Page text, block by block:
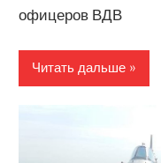
офицеров ВДВ
Читать дальше